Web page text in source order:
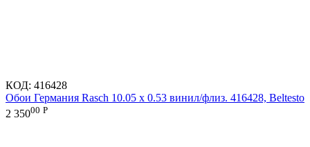
КОД: 416428
Обои Германия Rasch 10.05 х 0.53 винил/флиз. 416428, Beltesto
2 35000 Р